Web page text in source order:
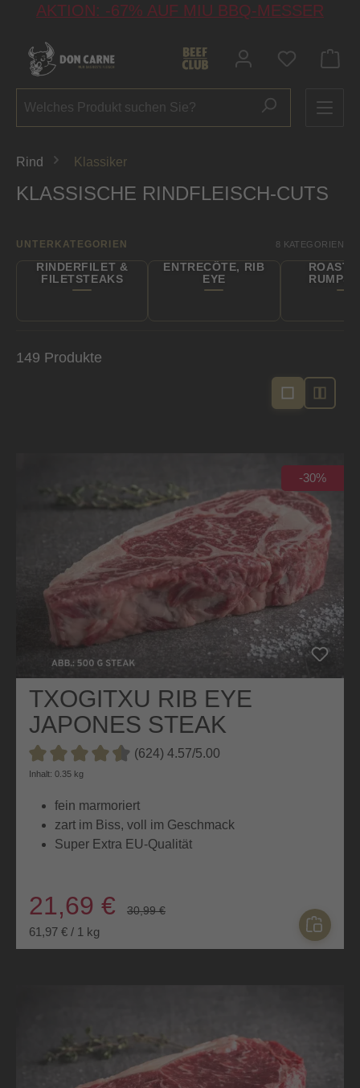
springen
AKTION: -67% AUF MIU BBQ-MESSER
Du hast 0
Rind Klassiker
KLASSISCHE RINDFLEISCH-CUTS
UNTERKATEGORIEN 8 KATEGORIEN
RINDERFILET &
FILETSTEAKS
ENTRECÔTE, RIB
EYE
149 Produkte
-30%
TXOGITXU RIB EYE
JAPONES STEAK
Durchschnittliche Bewertung von 4.5 von 5 Sternen
(624) 4.57/5.00
Inhalt: 0.35 kg
fein marmoriert
zart im Biss, voll im Geschmack
Super Extra EU-Qualität
21,69 € 30,99 €
61,97 € / 1 kg